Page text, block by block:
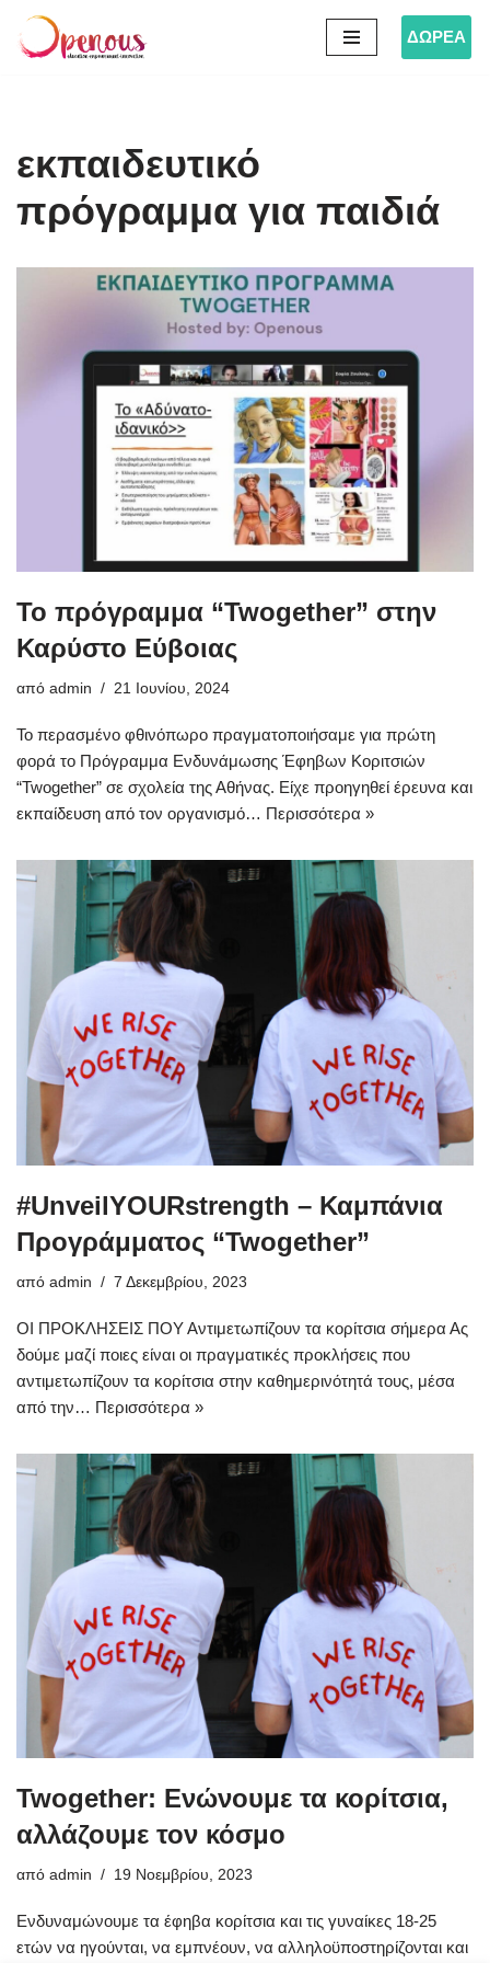
Μεταπηδήστε
ΔΩΡΕΑ
εκπαιδευτικό
πρόγραμμα για παιδιά
To πρόγραμμα “Twogether” στην
Καρύστο Εύβοιας
από admin 21 Ιουνίου, 2024
Το περασμένο φθινόπωρο πραγματοποιήσαμε για πρώτη
φορά το Πρόγραμμα Ενδυνάμωσης Έφηβων Κοριτσιών
“Twogether” σε σχολεία της Αθήνας. Είχε προηγηθεί έρευνα και
εκπαίδευση από τον οργανισμό… Περισσότερα »
#UnveilYOURstrength – Καμπάνια
Προγράμματος “Twogether”
από admin 7 Δεκεμβρίου, 2023
ΟΙ ΠΡΟΚΛΗΣΕΙΣ ΠΟΥ Αντιμετωπίζουν τα κορίτσια σήμερα Ας
δούμε μαζί ποιες είναι οι πραγματικές προκλήσεις που
αντιμετωπίζουν τα κορίτσια στην καθημερινότητά τους, μέσα
από την… Περισσότερα »
Twogether: Ενώνουμε τα κορίτσια,
αλλάζουμε τον κόσμο
από admin 19 Νοεμβρίου, 2023
Ενδυναμώνουμε τα έφηβα κορίτσια και τις γυναίκες 18-25
ετών να ηγούνται, να εμπνέουν, να αλληλοϋποστηρίζονται και